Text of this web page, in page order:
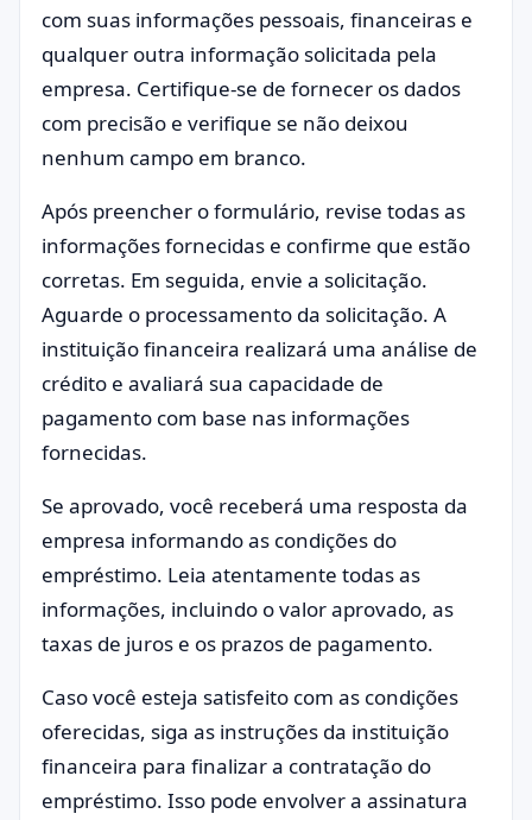
com suas informações pessoais, financeiras e
qualquer outra informação solicitada pela
empresa. Certifique-se de fornecer os dados
com precisão e verifique se não deixou
nenhum campo em branco.
Após preencher o formulário, revise todas as
informações fornecidas e confirme que estão
corretas. Em seguida, envie a solicitação.
Aguarde o processamento da solicitação. A
instituição financeira realizará uma análise de
crédito e avaliará sua capacidade de
pagamento com base nas informações
fornecidas.
Se aprovado, você receberá uma resposta da
empresa informando as condições do
empréstimo. Leia atentamente todas as
informações, incluindo o valor aprovado, as
taxas de juros e os prazos de pagamento.
Caso você esteja satisfeito com as condições
oferecidas, siga as instruções da instituição
financeira para finalizar a contratação do
empréstimo. Isso pode envolver a assinatura